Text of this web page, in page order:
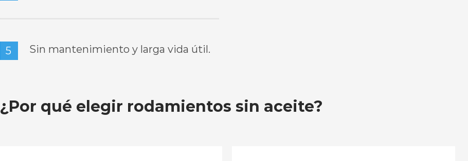
5 Sin mantenimiento y larga vida útil.
¿Por qué elegir rodamientos sin aceite?